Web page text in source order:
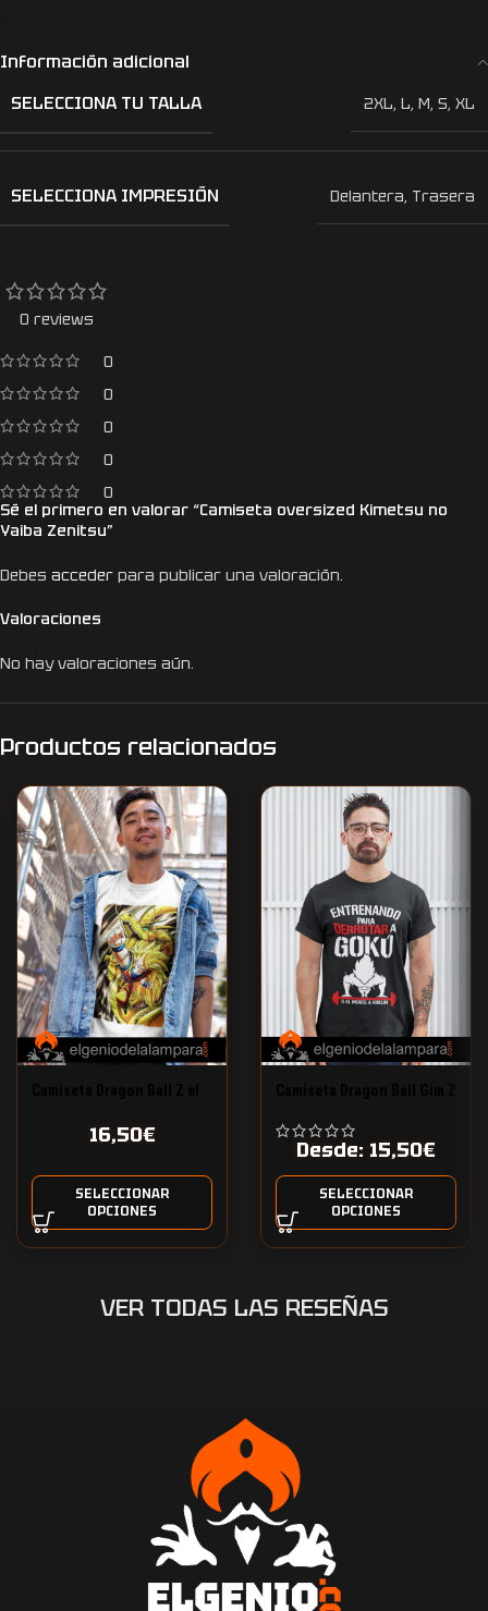
Información adicional
SELECCIONA TU TALLA
2XL, L, M, S, XL
SELECCIONA IMPRESIÓN Delantera, Trasera
0 reviews
0
0
0
0
0
Valoraciones
No hay valoraciones aún.
Sé el primero en valorar “Camiseta oversized Kimetsu no
Yaiba Zenitsu”
Debes acceder para publicar una valoración.
Productos relacionados
16,50€
SELECCIONAR
OPCIONES
Desde: 15,50€
SELECCIONAR
OPCIONES
VER TODAS LAS RESEÑAS